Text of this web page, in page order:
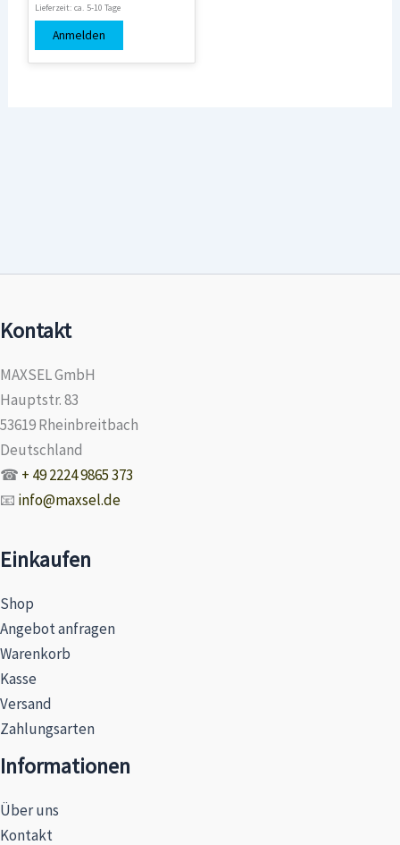
Lieferzeit:ca. 5-10 Tage
Anmelden
Kontakt
MAXSEL GmbH
Hauptstr. 83
53619 Rheinbreitbach
Deutschland
☎ + 49 2224 9865 373
📧 info@maxsel.de
Einkaufen
Shop
Angebot anfragen
Warenkorb
Kasse
Versand
Zahlungsarten
Informationen
Über uns
Kontakt